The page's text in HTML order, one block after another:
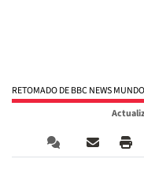
RETOMADO DE BBC NEWS MUNDO